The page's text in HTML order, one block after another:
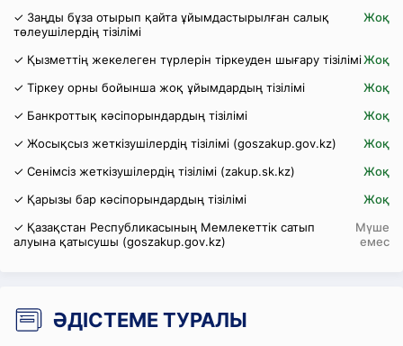
✓ Заңды бұза отырып қайта ұйымдастырылған салық
төлеушілердің тізілімі
Жоқ
✓ Қызметтің жекелеген түрлерін тіркеуден шығару тізіліміЖоқ
✓ Тіркеу орны бойынша жоқ ұйымдардың тізілімі
Жоқ
✓ Банкроттық кәсіпорындардың тізілімі
Жоқ
✓ Жосықсыз жеткізушілердің тізілімі (goszakup.gov.kz)
Жоқ
✓ Сенімсіз жеткізушілердің тізілімі (zakup.sk.kz)
Жоқ
✓ Қарызы бар кәсіпорындардың тізілімі
Жоқ
✓ Қазақстан Республикасының Мемлекеттік сатып
алуына қатысушы (goszakup.gov.kz)
Мүше
емес
ӘДІСТЕМЕ ТУРАЛЫ